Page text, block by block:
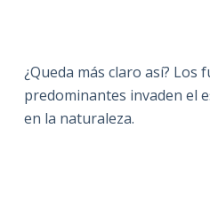
¿Queda más claro así? Los
predominantes invaden el
en la naturaleza.